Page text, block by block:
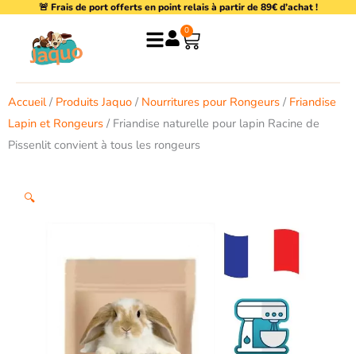
contenu
🚨 Frais de port offerts en point relais à partir de 89€ d’achat !
0
Panier
Accueil/ Produits Jaquo / Nourritures pour Rongeurs / Friandise
Lapin et Rongeurs / Friandise naturelle pour lapin Racine de
Pissenlit convient à tous les rongeurs
🔍